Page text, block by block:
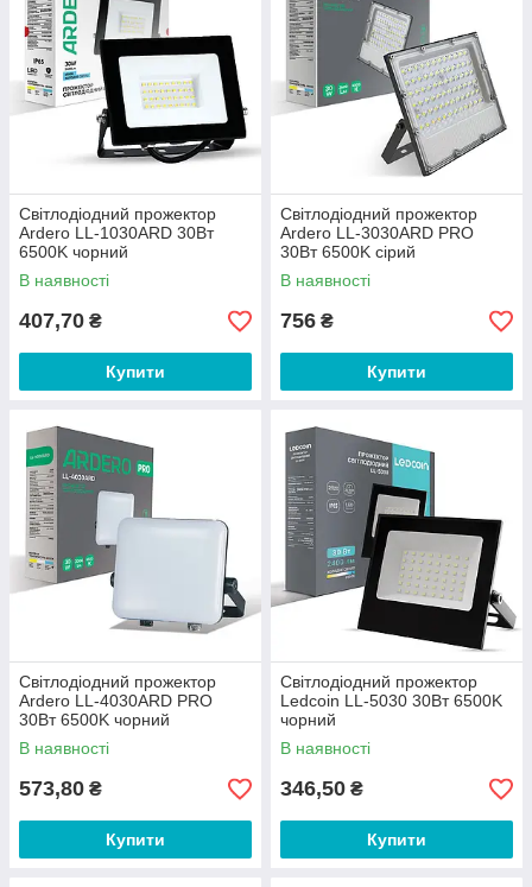
Світлодіодний прожектор
Ardero LL-1030ARD 30Вт
6500K чорний
В наявності
407,70 ₴
Купити
Світлодіодний прожектор
Ardero LL-3030ARD PRO
30Вт 6500K сірий
В наявності
756 ₴
Купити
Світлодіодний прожектор
Ardero LL-4030ARD PRO
30Вт 6500K чорний
В наявності
573,80 ₴
Купити
Світлодіодний прожектор
Ledcoin LL-5030 30Вт 6500K
чорний
В наявності
346,50 ₴
Купити